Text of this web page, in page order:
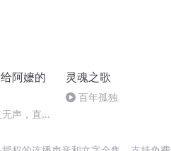
阿嬷的
声，直抵
灵魂之歌
百年孤独